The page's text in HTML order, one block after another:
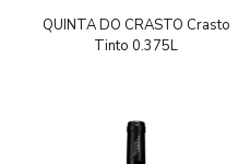
QUINTA DO CRASTO Crasto
Tinto 0.375L